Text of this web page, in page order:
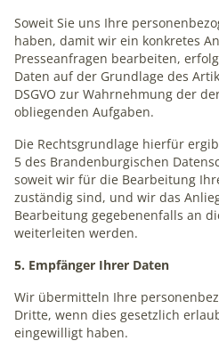
Soweit Sie uns Ihre
haben, damit wir ein konkretes
Presseanfragen bearbeiten,
Daten auf der Grundlage des
DSGVO zur Wahrnehmung der
obliegenden Aufgaben.
Die Rechtsgrundlage hierfür
5 des Brandenburgischen
soweit wir für die Bearbeitung
zuständig sind, und wir das
Bearbeitung gegebenenfalls an
weiterleiten werden.
5. Empfänger Ihrer Daten
Wir übermitteln Ihre
Dritte, wenn dies gesetzlich
eingewilligt haben.